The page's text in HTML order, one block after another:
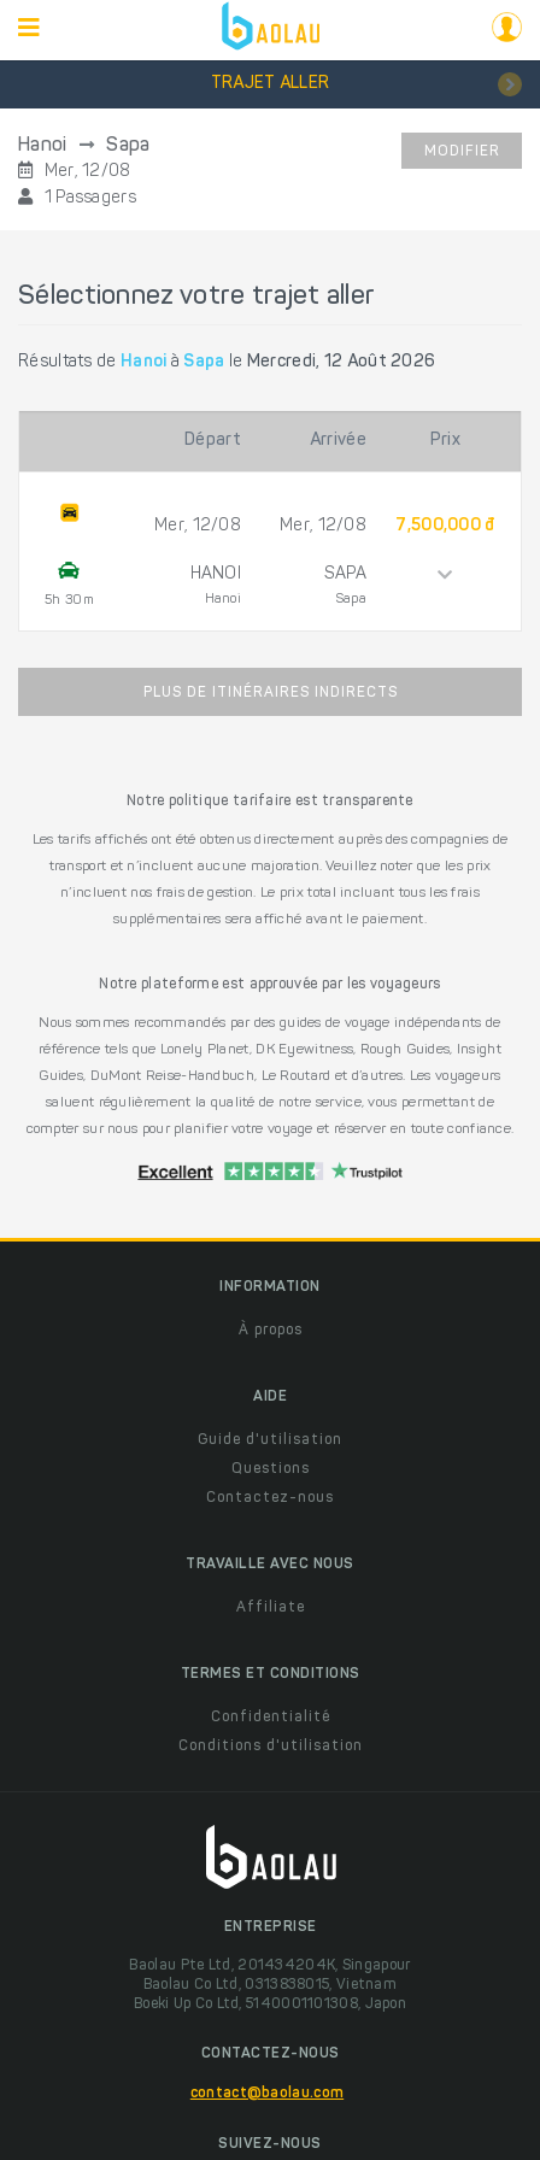
TRAJET ALLER
Hanoi Sapa
Mer, 12/08
1 Passagers
MODIFIER
Sélectionnez votre trajet aller
Résultats de Hanoi à Sapa le Mercredi, 12 Août 2026
Départ Arrivée Prix
5h 30m
Mer, 12/08
HANOI
Hanoi
Mer, 12/08
SAPA
Sapa
7,500,000 đ
PLUS DE ITINÉRAIRES INDIRECTS
Notre politique tarifaire est transparente
Les tarifs affichés ont été obtenus directement auprès des compagnies de
transport et n’incluent aucune majoration. Veuillez noter que les prix
n’incluent nos frais de gestion. Le prix total incluant tous les frais
supplémentaires sera affiché avant le paiement.
Notre plateforme est approuvée par les voyageurs
Nous sommes recommandés par des guides de voyage indépendants de
référence tels que Lonely Planet, DK Eyewitness, Rough Guides, Insight
Guides, DuMont Reise-Handbuch, Le Routard et d’autres. Les voyageurs
saluent régulièrement la qualité de notre service, vous permettant de
compter sur nous pour planifier votre voyage et réserver en toute confiance.
INFORMATION
À propos
AIDE
Guide d'utilisation
Questions
Contactez-nous
TRAVAILLE AVEC NOUS
Affiliate
TERMES ET CONDITIONS
Confidentialité
Conditions d'utilisation
ENTREPRISE
Baolau Pte Ltd, 201434204K, Singapour
Baolau Co Ltd, 0313838015, Vietnam
Boeki Up Co Ltd, 5140001101308, Japon
CONTACTEZ-NOUS
contact@baolau.com
SUIVEZ-NOUS